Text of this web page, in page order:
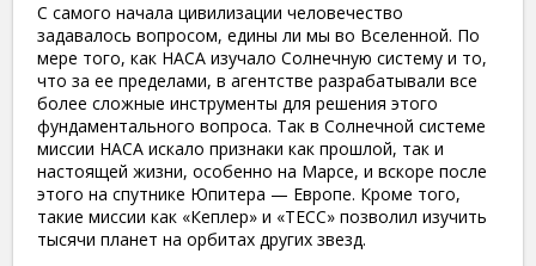
С самого начала цивилизации человечество
задавалось вопросом, едины ли мы во Вселенной. По
мере того, как НАСА изучало Солнечную систему и то,
что за ее пределами, в агентстве разрабатывали все
более сложные инструменты для решения этого
фундаментального вопроса. Так в Солнечной системе
миссии НАСА искало признаки как прошлой, так и
настоящей жизни, особенно на Марсе, и вскоре после
этого на спутнике Юпитера — Европе. Кроме того,
такие миссии как «Кеплер» и «ТЕСС» позволил изучить
тысячи планет на орбитах других звезд.